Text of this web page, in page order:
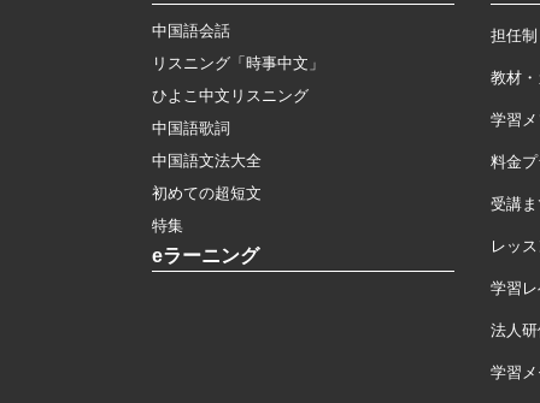
中国語会話
リスニング「時事中文」
ひよこ中文リスニング
中国語歌詞
中国語文法大全
初めての超短文
特集
eラーニング
担任
教材
学習
料金
受講
レッ
学習
法人
学習